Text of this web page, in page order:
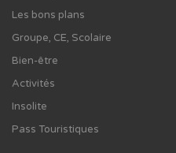
Les bons plans
Groupe, CE, Scolaire
Bien-être
Activités
Insolite
Pass Touristiques